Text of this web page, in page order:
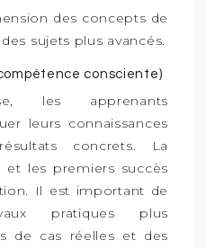
des concepts de
sujets plus avancés.
consciente)
les apprenants
leurs connaissances
concrets. La
les premiers succès
Il est important de
pratiques plus
de cas réelles et des